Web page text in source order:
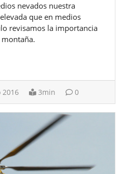
nevados nuestra
que en medios
revisamos la importancia
2016 3min 0